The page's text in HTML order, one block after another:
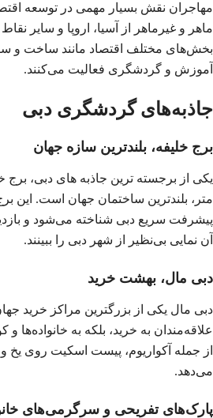
مهاجران نقش بسیار مهمی در توسعه
ماهر و غیرماهر از آسیا، اروپا و سایر
بخش‌های مختلف اقتصاد مانند ساخت و
آموزش و گردشگری فعالیت می‌کنند.
جاذبه‌های گردشگری دبی
برج خلیفه، بلندترین سازه جهان
یکی از برجسته‌ ترین جاذبه‌ های دبی، برج
متر، بلندترین ساختمان جهان است. این
پیشرفت سریع دبی شناخته می‌شود و
آن نمایی بی‌نظیر از شهر دبی را ببینند.
دبی مال، بهشت خرید
دبی مال یکی از بزرگترین مراکز خرید
علاقه‌مندان به خرید، بلکه به خانواده‌ها
از جمله آکواریوم، پیست اسکیت روی یخ و
می‌دهد.
پارک‌های تفریحی و سرگرمی‌های